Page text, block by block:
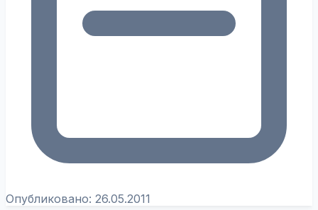
Опубликовано: 26.05.2011